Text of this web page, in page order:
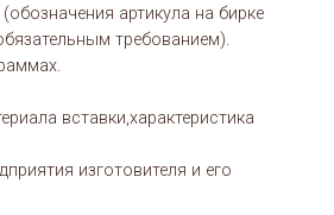
артикула на бирке
требованием).
вставки,характеристика
изготовителя и его